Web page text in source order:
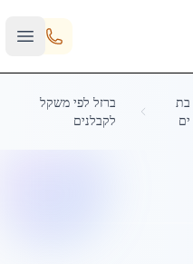
בת
ים
ברזל לפי משקל
לקבלנים